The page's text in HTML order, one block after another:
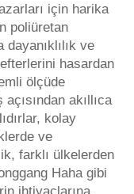
için harika
poliüretan
ve
hasardan
ölçüde
akıllıca
kolay
ve
farklı ülkelerden
Haha gibi
ihtiyaçlarına